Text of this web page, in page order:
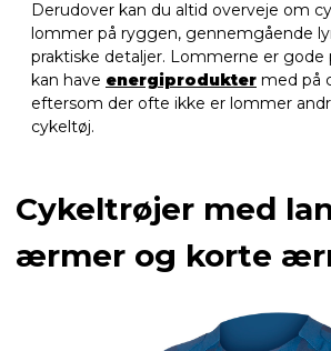
Derudover kan du altid overveje om
lommer på ryggen, gennemgående
praktiske detaljer. Lommerne er gode
kan have energiprodukter med på
eftersom der ofte ikke er lommer
cykeltøj.
Cykeltrøjer med
ærmer og korte